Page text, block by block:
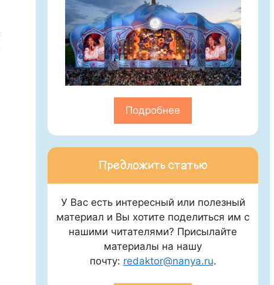
Подробнее
Предложить статью
У Вас есть интересный или полезный
материал и Вы хотите поделиться им с
нашими читателями? Присылайте
материалы на нашу
почту: redaktor@nanya.ru.